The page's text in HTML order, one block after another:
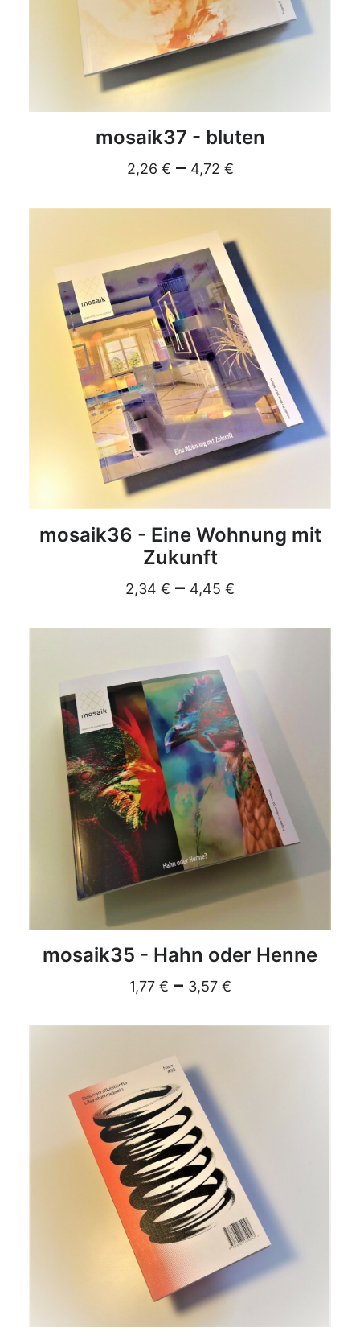
DETAILS
mosaik37 - bluten
2,26 € – 4,72 €
DETAILS
mosaik36 - Eine Wohnung mit
Zukunft
2,34 € – 4,45 €
DETAILS
mosaik35 - Hahn oder Henne
1,77 € – 3,57 €